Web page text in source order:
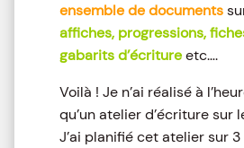
ensemble de documents
affiches, progressions,
gabarits d’écritureetc….
Voilà ! Je n’ai réalisé à
qu’un atelier d’écriture sur
J’ai planifié cet atelier sur